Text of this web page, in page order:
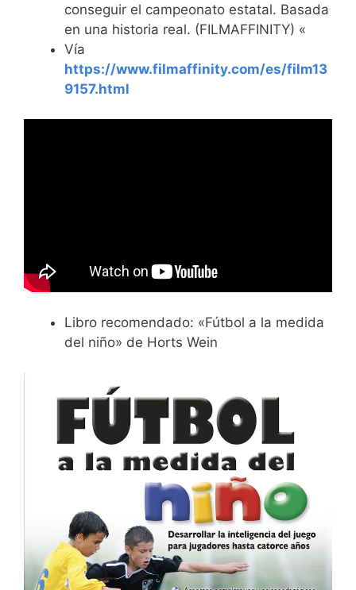
conseguir el campeonato estatal. Basada
en una historia real. (FILMAFFINITY) «
Vía
https://www.filmaffinity.com/es/film13
9157.html
Libro recomendado: «Fútbol a la medida
del niño» de Horts Wein